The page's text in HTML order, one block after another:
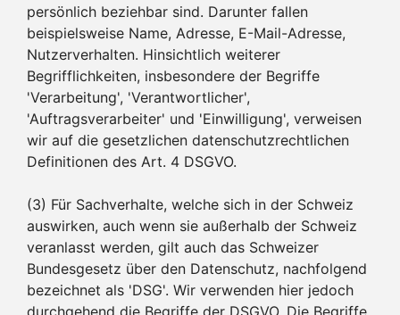
persönlich beziehbar sind. Darunter fallen
beispielsweise Name, Adresse, E-Mail-Adresse,
Nutzerverhalten. Hinsichtlich weiterer
Begrifflichkeiten, insbesondere der Begriffe
'Verarbeitung', 'Verantwortlicher',
'Auftragsverarbeiter' und 'Einwilligung', verweisen
wir auf die gesetzlichen datenschutzrechtlichen
Definitionen des Art. 4 DSGVO.
(3) Für Sachverhalte, welche sich in der Schweiz
auswirken, auch wenn sie außerhalb der Schweiz
veranlasst werden, gilt auch das Schweizer
Bundesgesetz über den Datenschutz, nachfolgend
bezeichnet als 'DSG'. Wir verwenden hier jedoch
durchgehend die Begriffe der DSGVO. Die Begriffe